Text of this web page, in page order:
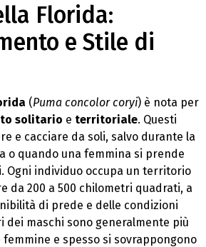
Florida:
e Stile di
(Puma concolor coryi) è nota per
solitario e territoriale. Questi
e cacciare da soli, salvo durante la
o quando una femmina si prende
Ogni individuo occupa un territorio
da 200 a 500 chilometri quadrati, a
di prede e delle condizioni
maschi sono generalmente più
e spesso si sovrappongono